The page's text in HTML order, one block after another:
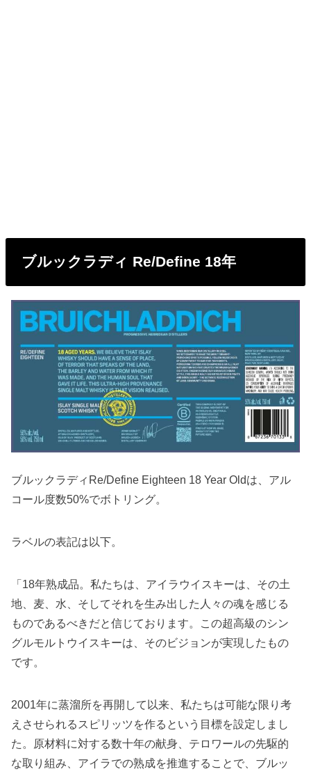
ブルックラディ Re/Define 18年
ブルックラディRe/Define Eighteen 18 Year Oldは、アル
コール度数50%でボトリング。
ラベルの表記は以下。
「18年熟成品。私たちは、アイラウイスキーは、その土
地、麦、水、そしてそれを生み出した人々の魂を感じる
ものであるべきだと信じております。この超高級のシン
グルモルトウイスキーは、そのビジョンが実現したもの
です。
2001年に蒸溜所を再開して以来、私たちは可能な限り考
えさせられるスピリッツを作るという目標を設定しまし
た。原材料に対する数十年の献身、テロワールの先駆的
な取り組み、アイラでの熟成を推進することで、ブルッ